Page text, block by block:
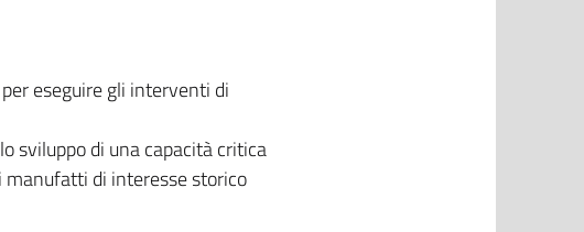
eseguire gli interventi di
sviluppo di una capacità critica
manufatti di interesse storico